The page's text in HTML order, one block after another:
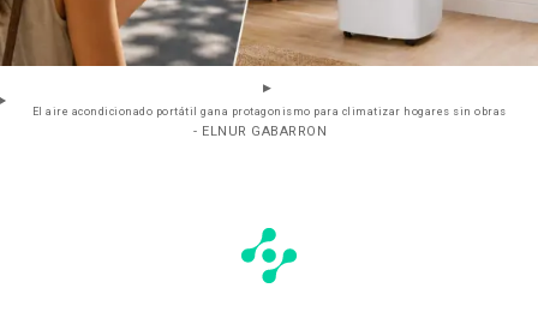
El aire acondicionado portátil gana protagonismo para climatizar hogares sin obras
- ELNUR GABARRON